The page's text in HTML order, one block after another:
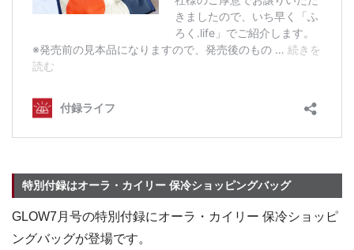
特別付録はオーラ・カイリー 保冷ショッピングバッグ
GLOW7月号の特別付録にオーラ・カイリー 保冷ショッピ
ングバッグが登場です。